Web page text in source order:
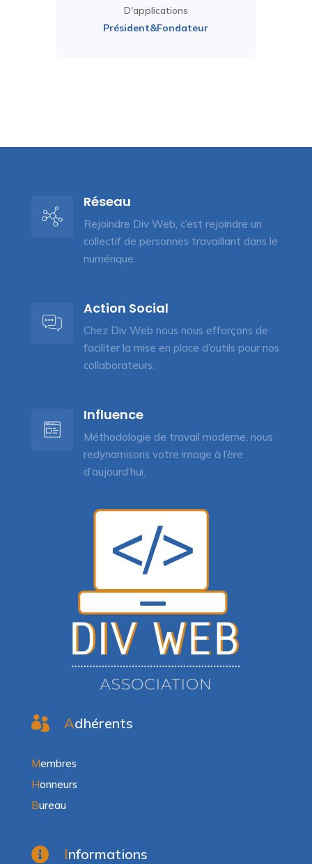
D'applications
Président&Fondateur
Réseau
Rejoindre Div Web, c’est rejoindre un
collectif de personnes travaillant dans le
numérique.
Action Social
Chez Div Web nous nous efforçons de
faciliter la mise en place d’outils pour nos
collaborateurs.
Influence
Méthodologie de travail moderne, nous
redynamisons votre image à l’ère
d’aujourd’hui.
 Adhérents
Membres
Honneurs
Bureau
 Informations